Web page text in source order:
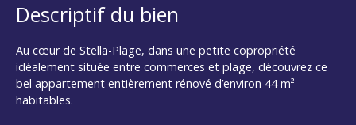
Descriptif du bien
Au cœur de Stella-Plage, dans une petite copropriété
idéalement située entre commerces et plage, découvrez ce
bel appartement entièrement rénové d’environ 44 m²
habitables.